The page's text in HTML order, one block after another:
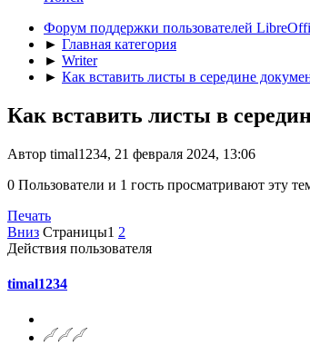
Форум поддержки пользователей
► Главная категория
► Writer
► Как вставить листы в середине
Как вставить листы в
Автор timal1234, 21 февраля 2024, 13:06
0 Пользователи и 1 гость просматривают эту
Печать
Вниз Страницы1 2
Действия пользователя
timal1234